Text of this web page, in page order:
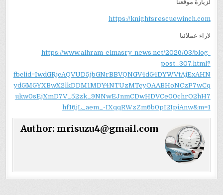
لزيارة موقعنا
https://knightsrescuewinch.com
لاراء عملائنا
https://www.alhram-elmasry-news.net/2026/03/blog-
post_307.html?
fbclid=IwdGRjcAQVUD5jbGNrBBVQNGV4dG4DYWVtAjExAHN
ydGMGYXBwX2lkDDM1MDY4NTUzMTcyOAABHoNCzP7wCq
ukw0sEjXmD7V_52zk_9NNwEJnmCDwHDVCe00chrO2hH7
hf16jL_aem_-IXqqRWzZm6b0pI2IpiAnw&m=1
Author: mrisuzu4@gmail.com